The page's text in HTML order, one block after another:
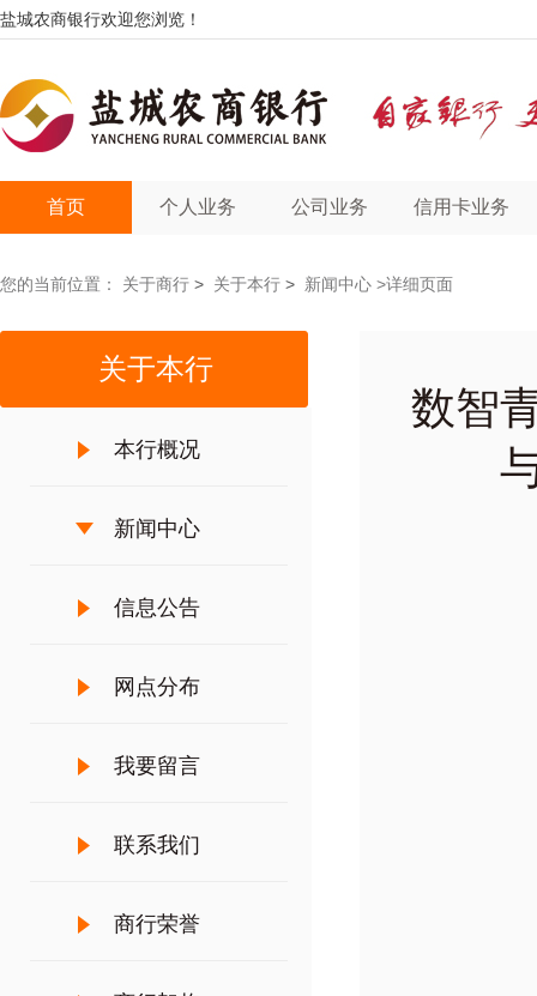
盐城农商银行欢迎您浏览！
首页 个人业务 公司业务 信用卡业务
关于本行
本行概况
新闻中心
信息公告
网点分布
我要留言
联系我们
商行荣誉
您的当前位置： 关于商行 > 关于本行 > 新闻中心 >详细页面
数智